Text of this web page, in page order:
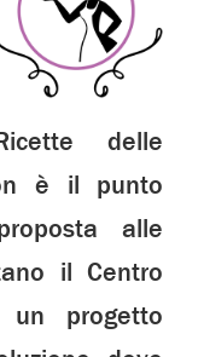
delle
è il punto
alle
il Centro
progetto